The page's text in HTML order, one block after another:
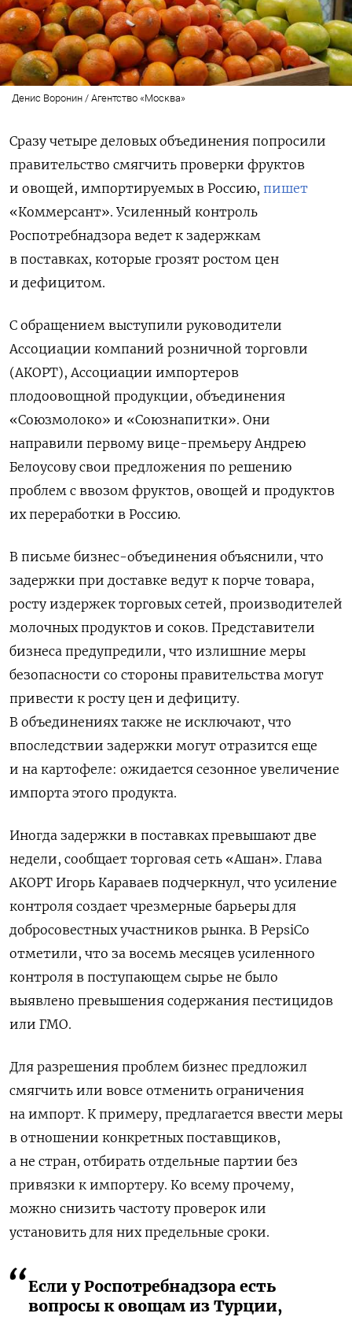
Денис Воронин / Агентство «Москва»
Сразу четыре деловых объединения попросили
правительство смягчить проверки фруктов
и овощей, импортируемых в Россию, пишет
«Коммерсант». Усиленный контроль
Роспотребнадзора ведет к задержкам
в поставках, которые грозят ростом цен
и дефицитом.
С обращением выступили руководители
Ассоциации компаний розничной торговли
(АКОРТ), Ассоциации импортеров
плодоовощной продукции, объединения
«Союзмолоко» и «Союзнапитки». Они
направили первому вице-премьеру Андрею
Белоусову свои предложения по решению
проблем с ввозом фруктов, овощей и продуктов
их переработки в Россию.
В письме бизнес-объединения объяснили, что
задержки при доставке ведут к порче товара,
росту издержек торговых сетей, производителей
молочных продуктов и соков. Представители
бизнеса предупредили, что излишние меры
безопасности со стороны правительства могут
привести к росту цен и дефициту.
В объединениях также не исключают, что
впоследствии задержки могут отразится еще
и на картофеле: ожидается сезонное увеличение
импорта этого продукта.
Иногда задержки в поставках превышают две
недели, сообщает торговая сеть «Ашан». Глава
АКОРТ Игорь Караваев подчеркнул, что усиление
контроля создает чрезмерные барьеры для
добросовестных участников рынка. В PepsiCo
отметили, что за восемь месяцев усиленного
контроля в поступающем сырье не было
выявлено превышения содержания пестицидов
или ГМО.
Для разрешения проблем бизнес предложил
смягчить или вовсе отменить ограничения
на импорт. К примеру, предлагается ввести меры
в отношении конкретных поставщиков,
а не стран, отбирать отдельные партии без
привязки к импортеру. Ко всему прочему,
можно снизить частоту проверок или
установить для них предельные сроки.
Если у Роспотребнадзора есть
вопросы к овощам из Турции,